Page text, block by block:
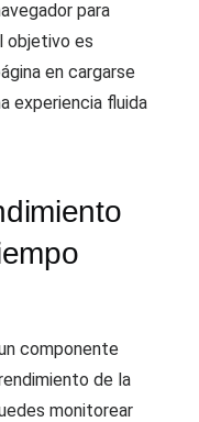
para
objetivo es
en cargarse
experiencia fluida
componente
de la
monitorear